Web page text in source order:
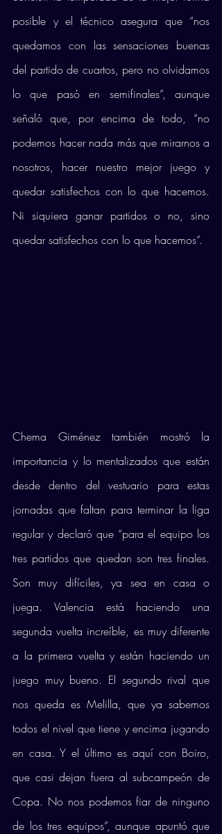
posible y el técnico asegura que “nos
quedamos con las sensaciones buenas
del partido de cuartos, pero no olvidamos
lo que pasó en semifinales”, aunque
señaló que, por encima de todo, “no
podemos hacer nada más que mirarnos a
nosotros, hacer nuestro mejor juego y
quedar satisfechos con lo que hacemos.
Ni siquiera ganar partidos o no, sino
quedar satisfechos con lo que hacemos”.
Chema Giménez también mostró la
importancia y lo mentalizados que están
desde dentro del vestuario para estas
jornadas que faltan para terminar la liga
regular y declaró que “para el equipo los
tres partidos que quedan son tres finales.
Son muy difíciles, ya sea en casa o
juega. Valencia está haciendo una
segunda vuelta increíble, es muy diferente
a la primera vuelta y están haciendo un
juego muy bueno. El segundo rival que
nos queda es Melilla, que ya sabemos
todos el nivel que tiene y encima jugando
en casa. Y el último es aquí con Boiro,
que casi dejan fuera al subcampeón de
Copa. No nos podemos fiar de ninguno
de los tres equipos”, aunque apuntó que